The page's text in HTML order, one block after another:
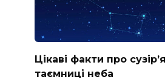
Цікаві факти про
таємниці неба